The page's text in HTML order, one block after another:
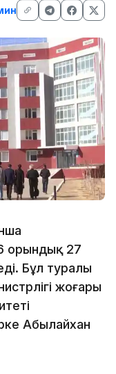
орындық 27
Бұл туралы
жоғары
Абылайхан